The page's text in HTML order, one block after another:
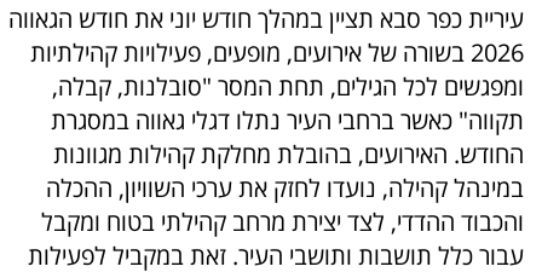
עיריית כפר סבא תציין במהלך חודש יוני את חודש הגאווה
2026 בשורה של אירועים, מופעים, פעילויות קהילתיות
ומפגשים לכל הגילים, תחת המסר "סובלנות, קבלה,
תקווה" כאשר ברחבי העיר נתלו דגלי גאווה במסגרת
החודש. האירועים, בהובלת מחלקת קהילות מגוונות
במינהל קהילה, נועדו לחזק את ערכי השוויון, ההכלה
והכבוד ההדדי, לצד יצירת מרחב קהילתי בטוח ומקבל
עבור כלל תושבות ותושבי העיר. זאת במקביל לפעילות